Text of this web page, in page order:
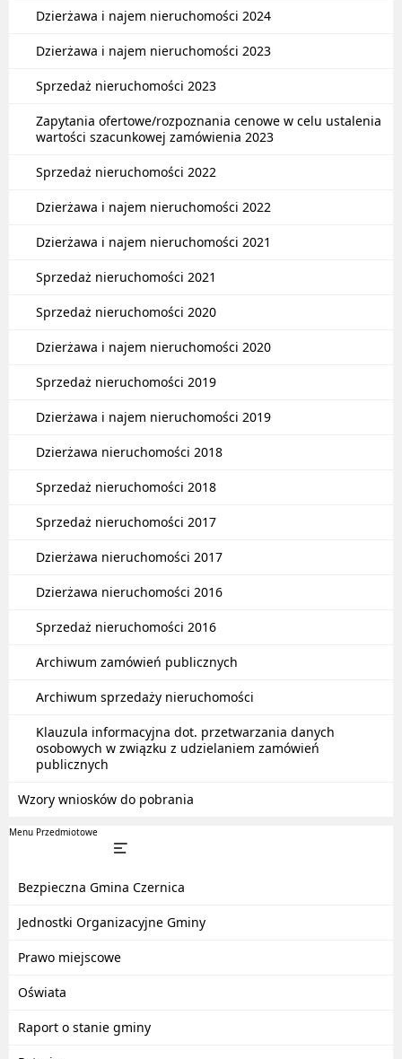
Dzierżawa i najem nieruchomości 2024
Dzierżawa i najem nieruchomości 2023
Sprzedaż nieruchomości 2023
Zapytania ofertowe/rozpoznania cenowe w celu ustalenia
wartości szacunkowej zamówienia 2023
Sprzedaż nieruchomości 2022
Dzierżawa i najem nieruchomości 2022
Dzierżawa i najem nieruchomości 2021
Sprzedaż nieruchomości 2021
Sprzedaż nieruchomości 2020
Dzierżawa i najem nieruchomości 2020
Sprzedaż nieruchomości 2019
Dzierżawa i najem nieruchomości 2019
Dzierżawa nieruchomości 2018
Sprzedaż nieruchomości 2018
Sprzedaż nieruchomości 2017
Dzierżawa nieruchomości 2017
Dzierżawa nieruchomości 2016
Sprzedaż nieruchomości 2016
Archiwum zamówień publicznych
Archiwum sprzedaży nieruchomości
Klauzula informacyjna dot. przetwarzania danych
osobowych w związku z udzielaniem zamówień
publicznych
Wzory wniosków do pobrania
Menu Przedmiotowe
Bezpieczna Gmina Czernica
Jednostki Organizacyjne Gminy
Prawo miejscowe
Oświata
Raport o stanie gminy